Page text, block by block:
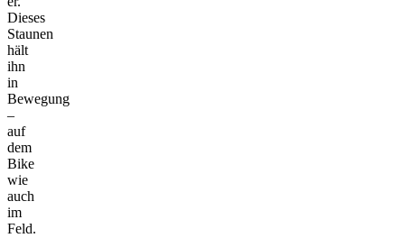
Dieses
Staunen
hält
ihn
in
Bewegung
–
auf
dem
Bike
wie
auch
im
Feld.